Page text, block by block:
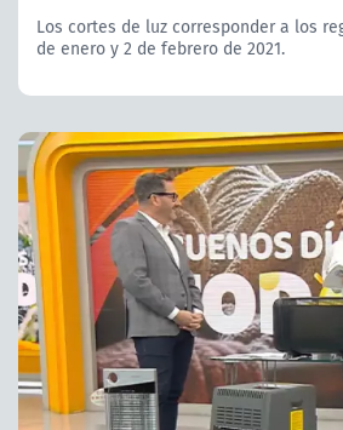
Los cortes de luz corresponder a los
de enero y 2 de febrero de 2021.